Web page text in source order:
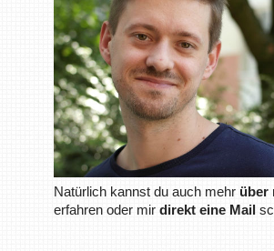
Natürlich kannst du auch mehr über
erfahren oder mirdirekt eine Mail